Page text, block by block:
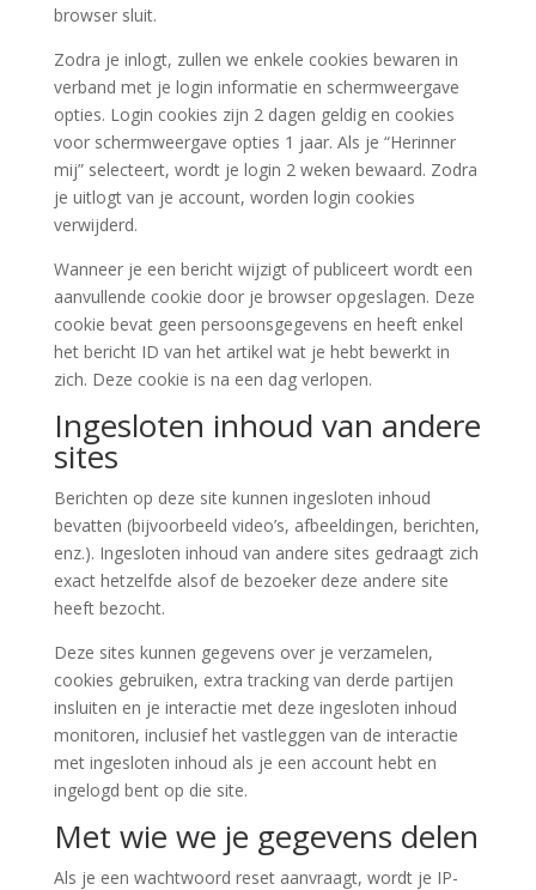
browser sluit.
Zodra je inlogt, zullen we enkele cookies bewaren in
verband met je login informatie en schermweergave
opties. Login cookies zijn 2 dagen geldig en cookies
voor schermweergave opties 1 jaar. Als je “Herinner
mij” selecteert, wordt je login 2 weken bewaard. Zodra
je uitlogt van je account, worden login cookies
verwijderd.
Wanneer je een bericht wijzigt of publiceert wordt een
aanvullende cookie door je browser opgeslagen. Deze
cookie bevat geen persoonsgegevens en heeft enkel
het bericht ID van het artikel wat je hebt bewerkt in
zich. Deze cookie is na een dag verlopen.
Ingesloten inhoud van andere
sites
Berichten op deze site kunnen ingesloten inhoud
bevatten (bijvoorbeeld video’s, afbeeldingen, berichten,
enz.). Ingesloten inhoud van andere sites gedraagt zich
exact hetzelfde alsof de bezoeker deze andere site
heeft bezocht.
Deze sites kunnen gegevens over je verzamelen,
cookies gebruiken, extra tracking van derde partijen
insluiten en je interactie met deze ingesloten inhoud
monitoren, inclusief het vastleggen van de interactie
met ingesloten inhoud als je een account hebt en
ingelogd bent op die site.
Met wie we je gegevens delen
Als je een wachtwoord reset aanvraagt, wordt je IP-